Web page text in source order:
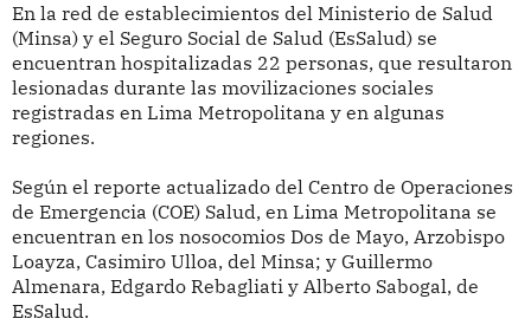
En la red de establecimientos del Ministerio de Salud
(Minsa) y el Seguro Social de Salud (EsSalud) se
encuentran hospitalizadas 22 personas, que resultaron
lesionadas durante las movilizaciones sociales
registradas en Lima Metropolitana y en algunas
regiones.
Según el reporte actualizado del Centro de Operaciones
de Emergencia (COE) Salud, en Lima Metropolitana se
encuentran en los nosocomios Dos de Mayo, Arzobispo
Loayza, Casimiro Ulloa, del Minsa; y Guillermo
Almenara, Edgardo Rebagliati y Alberto Sabogal, de
EsSalud.